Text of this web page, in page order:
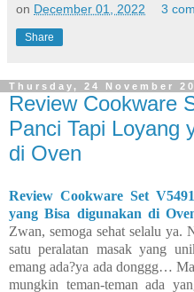
on December 01, 2022 3
Share
Thursday, 24 November
Review Cookware
Panci Tapi Loyang
di Oven
Review Cookware Set
yang Bisa digunakan di
Zwan, semoga sehat selalu
satu peralatan masak yang
emang ada?ya ada donggg…
mungkin teman-teman ada